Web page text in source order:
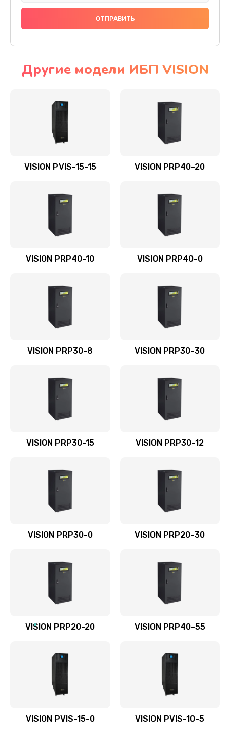
Другие модели ИБП VISION
VISION PVIS-15-15 VISION PRP40-20
VISION PRP40-10 VISION PRP40-0
VISION PRP30-8 VISION PRP30-30
VISION PRP30-15 VISION PRP30-12
VISION PRP30-0 VISION PRP20-30
VISION PRP20-20 VISION PRP40-55
VISION PVIS-15-0 VISION PVIS-10-5